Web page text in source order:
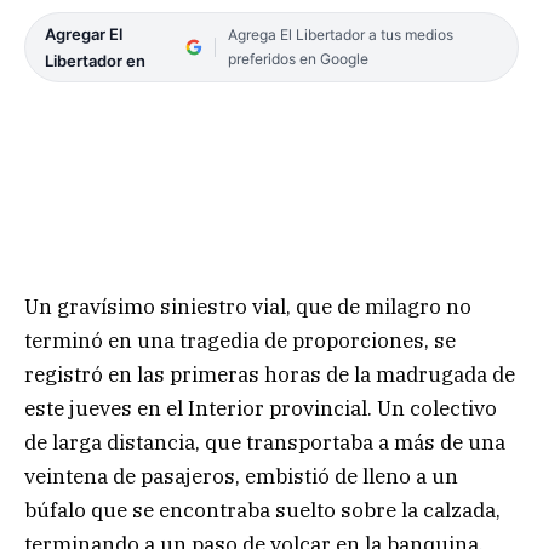
Agregar El
Libertador en
Agrega El Libertador a tus medios
preferidos en Google
Un gravísimo siniestro vial, que de milagro no
terminó en una tragedia de proporciones, se
registró en las primeras horas de la madrugada de
este jueves en el Interior provincial. Un colectivo
de larga distancia, que transportaba a más de una
veintena de pasajeros, embistió de lleno a un
búfalo que se encontraba suelto sobre la calzada,